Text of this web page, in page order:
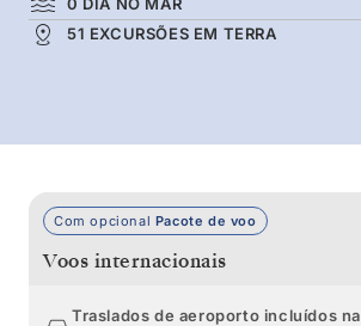
51 EXCURSÕES EM TERRA
Com opcional Pacote de voo
Voos internacionais
Traslados de aeroporto incluídos na